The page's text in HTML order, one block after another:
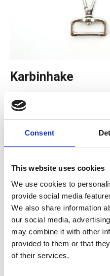
Consent
This website uses cookies
We use cookies to
provide social media
We also share information
our social media,
may combine it with other
provided to them or that
of their services.
Karbinhake
79 kr
BESKRIVNING
Karbinhake vridbar. Karbinhake
Storlek invändigt: 2,5 cm
Längd på hela karbinhaken: 5
Färg: Silverfärgad